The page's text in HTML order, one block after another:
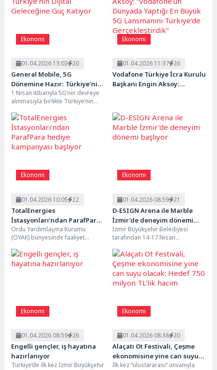
Ekonomi
01.04.2026 13:03 20
General Mobile, 5G
Dönemine Hazır: Türkiye’nin
Dijital Geleceğine Güç Katıyor
1 Nisan itibarıyla 5G’nin devreye
alınmasıyla birlikte Türkiye’nin
Mobile hem 5G...
Ekonomi
01.04.2026 11:37 26
Vodafone Türkiye İcra Kurulu
Başkanı Engin Aksoy:
Lansmanını Türkiye’de
Gerçekleştirdik”
Ekonomi
01.04.2026 10:05 22
TotalEnergies
İstasyonları’ndan ParafPara
hediye kampanyası başlıyor
Ordu Yardımlaşma Kurumu
(OYAK) bünyesinde faaliyet
İstasyonları, 1 Nisan-15 Mayıs
2026 tarihleri arasında...
Ekonomi
01.04.2026 08:59 21
D-ESIGN Arena ile Marble
İzmir’de deneyim dönemi
başlıyor
İzmir Büyükşehir Belediyesi
tarafından 14-17 Nisan
İzmir’de bu yıl D Holü, “D-ESIGN...
Ekonomi
01.04.2026 08:59 26
Engelli gençler, iş hayatına
hazırlanıyor
Türkiye’de ilk kez İzmir Büyükşehir
Ekonomi
01.04.2026 08:38 20
Alaçatı Ot Festivali, Çeșme
ekonomisine yine can suyu
olacak: Hedef 750 milyon
İlk kez “uluslararası” ünvanıyla